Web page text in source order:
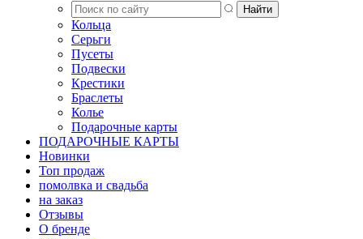
Кольца
Серьги
Пусеты
Подвески
Крестики
Браслеты
Колье
Подарочные карты
ПОДАРОЧНЫЕ КАРТЫ
Новинки
Топ продаж
помолвка и свадьба
на заказ
Отзывы
О бренде